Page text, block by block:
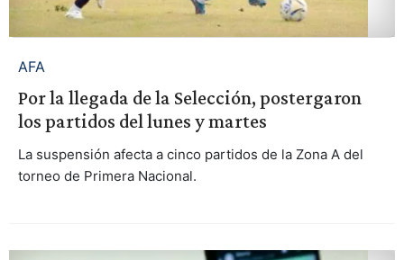
AFA
Por la llegada de la Selección, postergaron
los partidos del lunes y martes
La suspensión afecta a cinco partidos de la Zona A del
torneo de Primera Nacional.